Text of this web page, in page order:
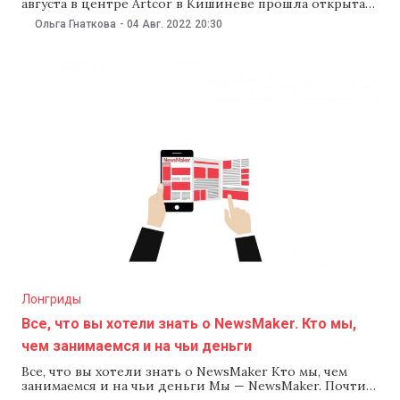
августа в центре Artcor в Кишиневе прошла открытая
запись подкаста NM «2022» о войне и миграционном
кризисе. Это проект, который редакция запустила
Ольга Гнаткова - 04 Авг. 2022 20:30
Лонгриды
Все, что вы хотели знать о NewsMaker. Кто мы,
чем занимаемся и на чьи деньги
Все, что вы хотели знать о NewsMaker Кто мы, чем
занимаемся и на чьи деньги Мы — NewsMaker. Почти